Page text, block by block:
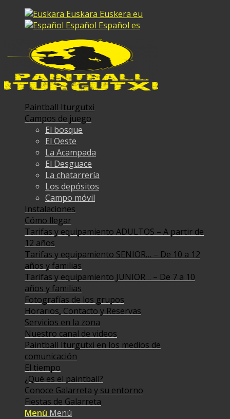
Euskara Euskera eu
Español Español es
Paintball Iturgutxi
Campos de juego
El bosque
El Oeste
La Acampada
El Desguace
La chatarrería
Los depósitos
Campo móvil
Instalaciones
Cómo llegar
Tarifas y equipamiento ADULTOS – A partir de
12 años
Tarifas y equipamiento SENIOR… – De 10 a 12
años y familias
Tarifas y equipamiento JUNIOR… – De 7 a 10
años y familias
Fotografías de los grupos
Horarios, Contacto y Reservas
Servicios en la zona
Nuestro canal de videos
Paintball Iturgutxi en los medios de
comunicación
El tiempo
¿Qué es el paintball?
Conoce Galarreta y su entorno
Fiestas de Galarreta
Menú Menú